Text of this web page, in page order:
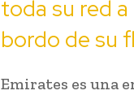
toda su red
bordo de su
Emirates es una